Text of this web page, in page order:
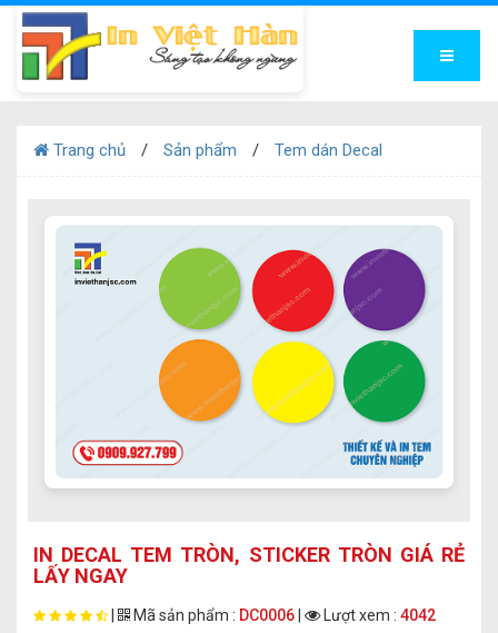
Trang chủ Sản phẩm Tem dán Decal
IN DECAL TEM TRÒN, STICKER TRÒN GIÁ RẺ
LẤY NGAY
Mã sản phẩm : DC0006 Lượt xem : 4042